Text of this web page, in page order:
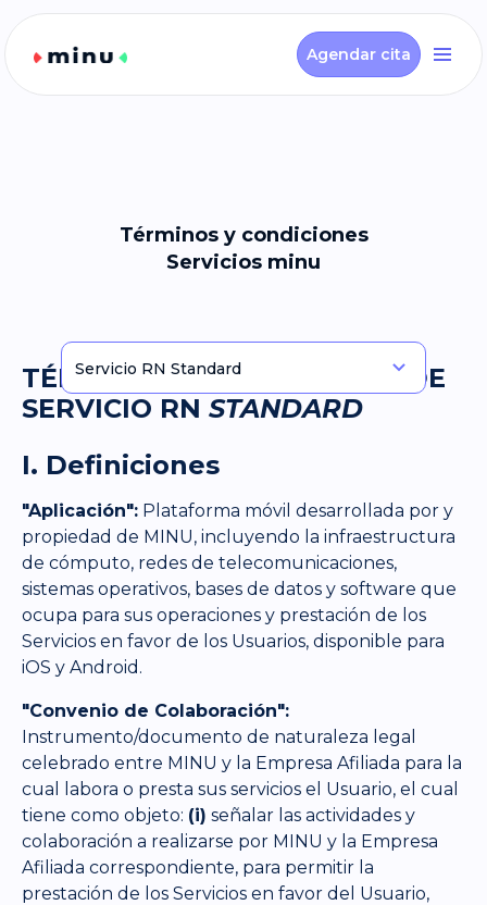
Agendar cita
Términos y condiciones
Servicios minu
TÉRMINOS Y CONDICIONES DE
SERVICIO RN STANDARD
I. Definiciones
"Aplicación": Plataforma móvil desarrollada por y
propiedad de MINU, incluyendo la infraestructura
de cómputo, redes de telecomunicaciones,
sistemas operativos, bases de datos y software que
ocupa para sus operaciones y prestación de los
Servicios en favor de los Usuarios, disponible para
iOS y Android.
"Convenio de Colaboración":
Instrumento/documento de naturaleza legal
celebrado entre MINU y la Empresa Afiliada para la
cual labora o presta sus servicios el Usuario, el cual
tiene como objeto: (i) señalar las actividades y
colaboración a realizarse por MINU y la Empresa
Afiliada correspondiente, para permitir la
prestación de los Servicios en favor del Usuario,